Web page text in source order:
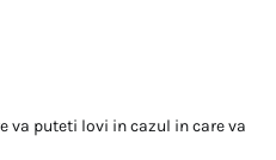
va puteti lovi in cazul in care va